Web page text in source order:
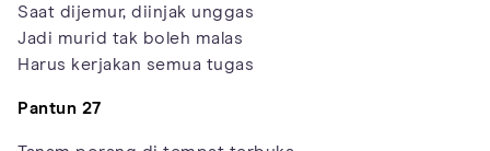
Saat dijemur, diinjak unggas
Jadi murid tak boleh malas
Harus kerjakan semua tugas
Pantun 27